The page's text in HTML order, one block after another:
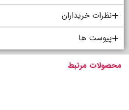
نظرات خریداران
پیوست ها
محصولات مرتبط